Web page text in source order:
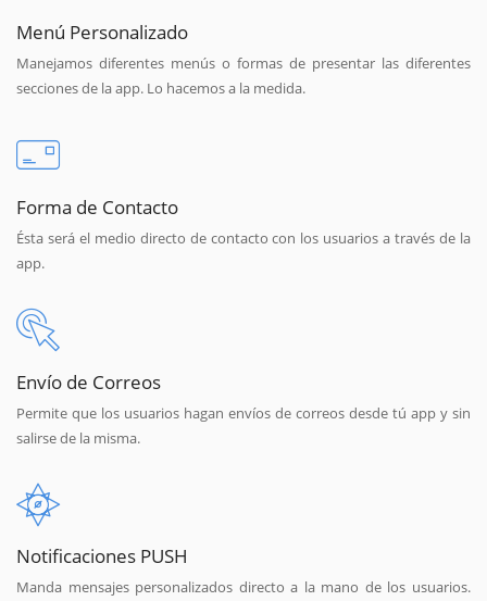
Menú Personalizado
Manejamos diferentes menús o formas de presentar las diferentes
secciones de la app. Lo hacemos a la medida.
Forma de Contacto
Ésta será el medio directo de contacto con los usuarios a través de la
app.
Envío de Correos
Permite que los usuarios hagan envíos de correos desde tú app y sin
salirse de la misma.
Notificaciones PUSH
Manda mensajes personalizados directo a la mano de los usuarios.